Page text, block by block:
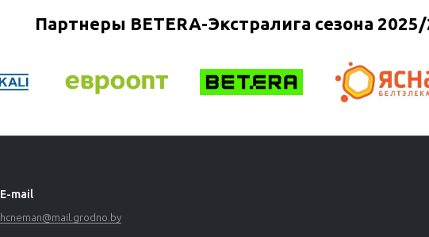
Партнеры BETERA-Экстралига сезона
E-mail
hcneman@mail.grodno.by